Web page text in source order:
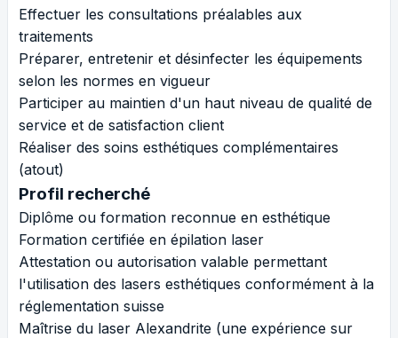
Effectuer les consultations préalables aux
traitements
Préparer, entretenir et désinfecter les équipements
selon les normes en vigueur
Participer au maintien d'un haut niveau de qualité de
service et de satisfaction client
Réaliser des soins esthétiques complémentaires
(atout)
Profil recherché
Diplôme ou formation reconnue en esthétique
Formation certifiée en épilation laser
Attestation ou autorisation valable permettant
l'utilisation des lasers esthétiques conformément à la
réglementation suisse
Maîtrise du laser Alexandrite (une expérience sur